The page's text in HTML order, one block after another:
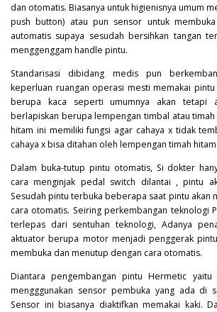
dan otomatis. Biasanya untuk higienisnya umum
push button) atau pun sensor untuk
automatis supaya sesudah bersihkan tangan
menggenggam handle pintu.
Standarisasi dibidang medis pun
keperluan ruangan operasi mesti memakai pintu
berupa kaca seperti umumnya akan tetapi
berlapiskan berupa lempengan timbal atau timah
hitam ini memiliki fungsi agar cahaya x tidak
cahaya x bisa ditahan oleh lempengan timah
Dalam buka-tutup pintu otomatis, Si dokter
cara menginjak pedal switch dilantai , pintu
Sesudah pintu terbuka beberapa saat pintu akan
cara otomatis. Seiring perkembangan teknologi
terlepas dari sentuhan teknologi, Adanya
aktuator berupa motor menjadi penggerak
membuka dan menutup dengan cara otomatis.
Diantara pengembangan pintu Hermetic
mengggunakan sensor pembuka yang ada di
Sensor ini biasanya diaktifkan memakai kaki.